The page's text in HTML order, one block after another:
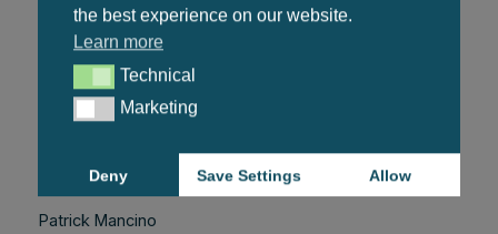
Umsatzsteuer-Identifikationsnummer
Umsatzsteuer-Identifikationsnummer gemäß § 27a
UStG:
Verantwortlich für den Inhalt nach § 18 Abs. 2 MStV
Patrick Mancino
the best experience on our website.
Learn more
TechnicalTechnical
MarketingMarketing
Deny Save Settings Allow